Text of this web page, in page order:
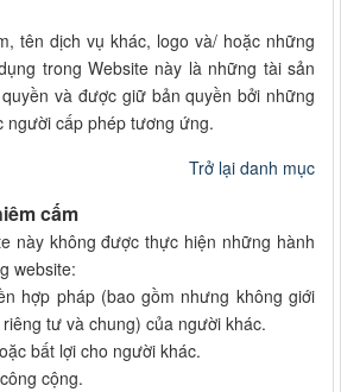
tên dịch vụ khác, logo và/ hoặc những
trong Website này là những tài sản
và được giữ bản quyền bởi những
người cấp phép tương ứng.
Trở lại danh mục
cấm
này không được thực hiện những hành
website:
hợp pháp (bao gồm nhưng không giới
tư và chung) của người khác.
bất lợi cho người khác.
cộng.